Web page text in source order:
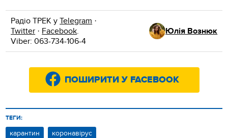
Радіо ТРЕК уTelegram ·
Twitter · Facebook.
Viber: 063-734-106-4
Юлія Вознюк
ПОШИРИТИ У FACEBOOK
ТЕГИ:
карантин коронавірус